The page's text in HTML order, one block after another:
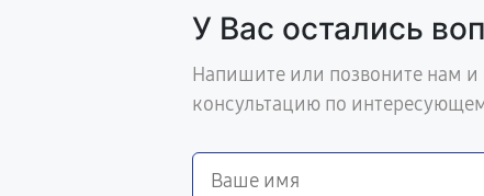
У Вас остались
Напишите или позвоните нам и
консультацию по